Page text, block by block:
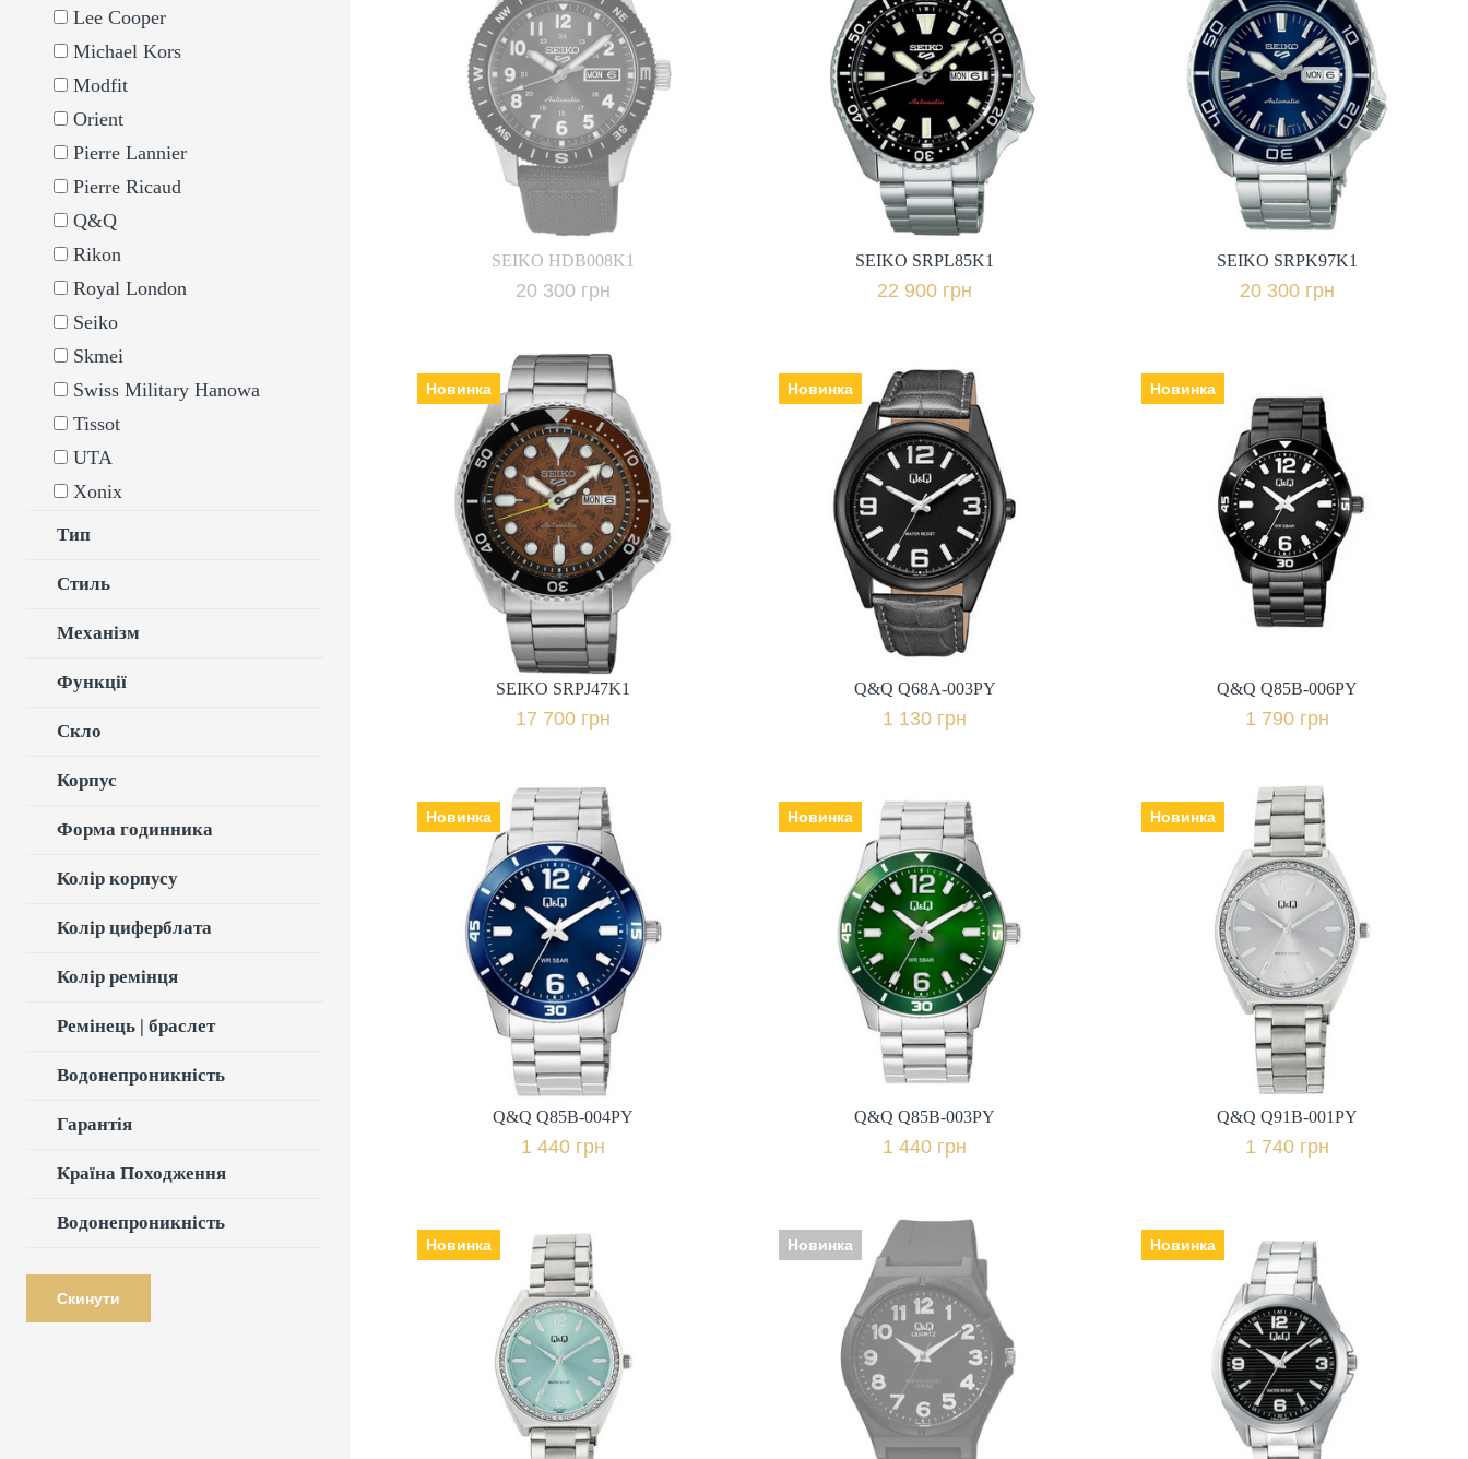
Lee Cooper
Michael Kors
Modfit
Orient
Pierre Lannier
Pierre Ricaud
Q&Q
Rikon
Royal London
Seiko
Skmei
Swiss Military Hanowa
Tissot
UTA
Xonix
Тип
Стиль
Механізм
Функції
Скло
Корпус
Форма годинника
Колір корпусу
Колір циферблата
Колір ремінця
Ремінець | браслет
Водонепроникність
Гарантія
Країна Походження
Водонепроникність
Скинути
SEIKO HDB008K1
Виробник: Японія, Механізм: з
автопідзаводом, Скло: скло
Hardlex, Ремінець | браслет:
шкіра, Гарантія: 36 міс.,
20 300 грн.
+ порівняти
Повідомити про наявність
SEIKO HDB008K1
20 300 грн
SEIKO SRPL85K1
Виробник: Японія, Механізм: з
автопідзаводом, Скло: скло
Hardlex, Ремінець | браслет:
сталь, Гарантія: 36 міс.,
22 900 грн.
+ порівняти
SEIKO SRPL85K1
22 900 грн
SEIKO SRPK97K1
Виробник: Японія, Механізм: з
автопідзаводом, Скло: скло
Hardlex, Ремінець | браслет:
сталь, Гарантія: 36 міс.,
20 300 грн.
+ порівняти
SEIKO SRPK97K1
20 300 грн
Новинка
SEIKO SRPJ47K1
Виробник: Японія, Механізм: з
автопідзаводом, Скло: скло
Hardlex, Ремінець | браслет:
сталь, Гарантія: 36 міс.,
17 700 грн.
+ порівняти
SEIKO SRPJ47K1
17 700 грн
Новинка
Q&Q Q68A-003PY
Виробник: Японія, Механізм:
кварцеві, Скло: мінеральне,
Ремінець | браслет: екошкіра,
Гарантія: 12 міс.,
1 130 грн.
+ порівняти
Q&Q Q68A-003PY
1 130 грн
Новинка
Q&Q Q85B-006PY
Виробник: Японія, Механізм:
кварцеві, Скло: мінеральне,
Ремінець | браслет: екошкіра,
Гарантія: 12 міс.,
1 790 грн.
Q&Q Q85B-006PY
1 790 грн
Новинка
Q&Q Q85B-004PY
Виробник: Японія, Механізм:
кварцеві, Скло: мінеральне,
Ремінець | браслет: екошкіра,
Гарантія: 12 міс.,
1 440 грн.
+ порівняти
Q&Q Q85B-004PY
1 440 грн
Новинка
Q&Q Q85B-003PY
Виробник: Японія, Механізм:
кварцеві, Скло: мінеральне,
Ремінець | браслет: екошкіра,
Гарантія: 12 міс.,
1 440 грн.
+ порівняти
Q&Q Q85B-003PY
1 440 грн
Новинка
Q&Q Q91B-001PY
Виробник: Японія, Механізм:
кварцеві, Скло: мінеральне,
Ремінець | браслет: сталь,
Гарантія: 12 міс.,
1 740 грн.
+ порівняти
Q&Q Q91B-001PY
1 740 грн
Новинка
Q&Q Q91B-003PY
Виробник: Японія, Механізм:
кварцеві, Скло: мінеральне,
Ремінець | браслет: сталь,
Гарантія: 12 міс.,
1 740 грн.
Новинка
Q&Q VQ66J025Y
Виробник: Японія, Механізм:
кварцеві, Скло: пластикове,
Ремінець | браслет: полімер,
Гарантія: 12 міс.,
Новинка
Q&Q C04A-039PY
Виробник: Японія, Механізм:
кварцеві, Скло: мінеральне,
Ремінець | браслет: сталь,
Гарантія: 12 міс.,
1 060 грн.